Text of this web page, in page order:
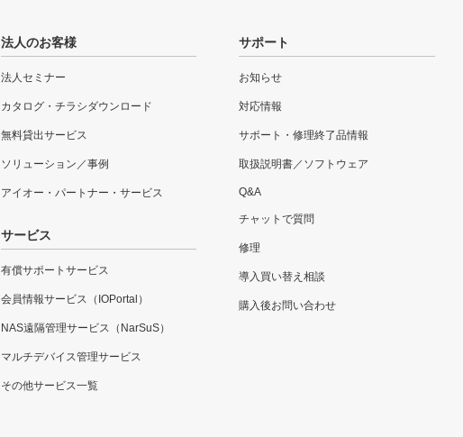
法人のお客様
法人セミナー
カタログ・チラシダウンロード
無料貸出サービス
ソリューション／事例
アイオー・パートナー・サービス
サービス
有償サポートサービス
会員情報サービス（IOPortal）
NAS遠隔管理サービス（NarSuS）
マルチデバイス管理サービス
その他サービス一覧
サポート
お知らせ
対応情報
サポート・修理終了品情報
取扱説明書／ソフトウェア
Q&A
チャットで質問
修理
導入買い替え相談
購入後お問い合わせ